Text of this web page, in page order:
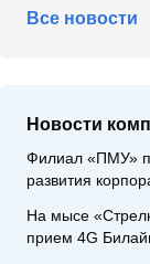
Все новости
Новости
Филиал «ПМУ»
развития
На мысе
прием 4G